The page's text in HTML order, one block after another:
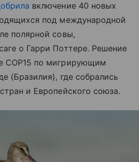
включение 40 новых
под международной
полярной совы,
о Гарри Поттере. Решение
COP15 по мигрирующим
(Бразилия), где собрались
и Европейского союза.